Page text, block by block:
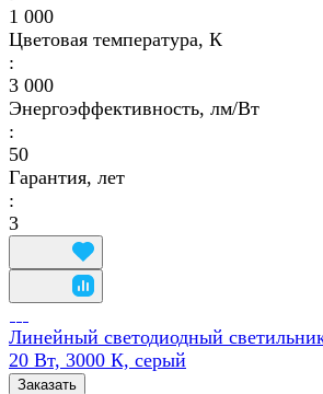
1 000
Цветовая температура, К
:
3 000
Энергоэффективность, лм/Вт
:
50
Гарантия, лет
:
3
Линейный светодиодный
20 Вт, 3000 К, серый
Заказать